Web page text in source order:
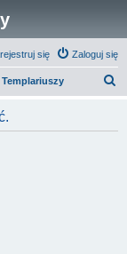
Zaloguj się
się